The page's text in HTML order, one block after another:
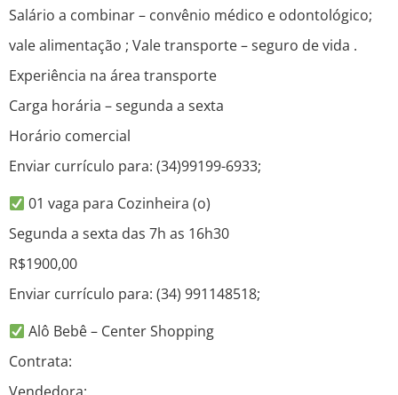
Salário a combinar – convênio médico e odontológico;
vale alimentação ; Vale transporte – seguro de vida .
Experiência na área transporte
Carga horária – segunda a sexta
Horário comercial
Enviar currículo para: (34)99199-6933;
01 vaga para Cozinheira (o)
Segunda a sexta das 7h as 16h30
R$1900,00
Enviar currículo para: (34) 991148518;
Alô Bebê – Center Shopping
Contrata: